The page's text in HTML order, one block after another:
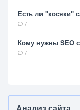
Есть ли "косяки"
7
Кому нужны SEO
7